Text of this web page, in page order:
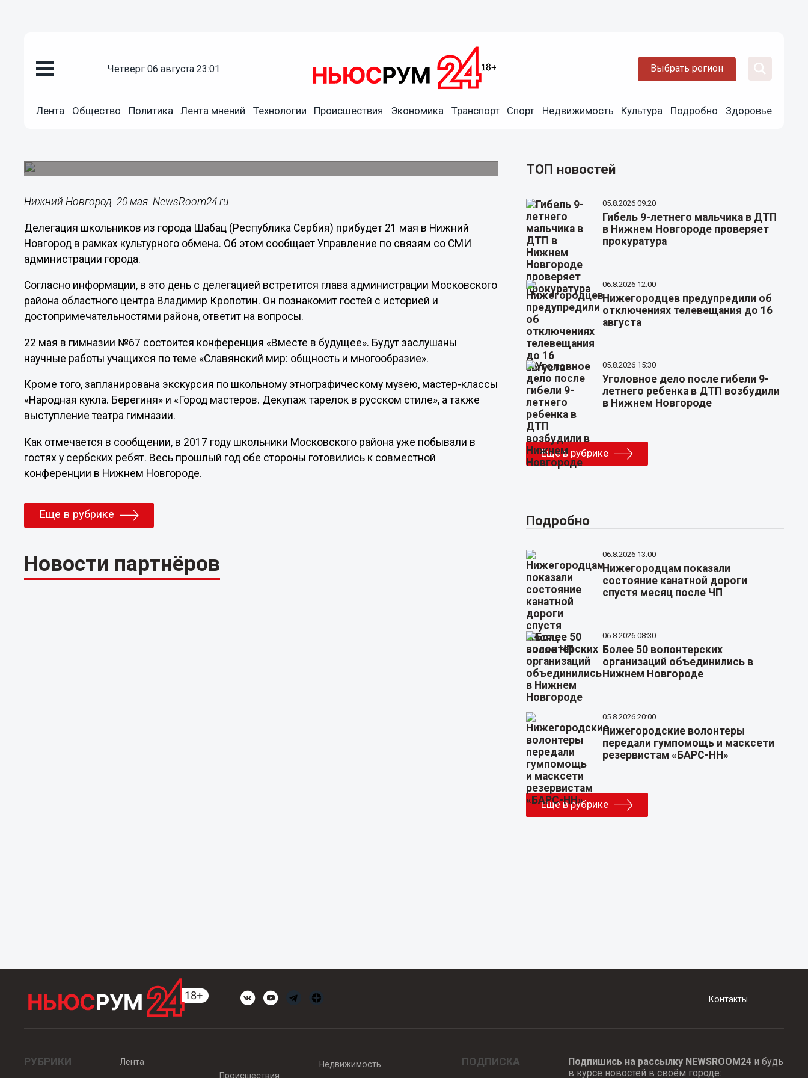
четверг 06 августа 23:01 Выбрать регион
Лента Общество Политика Лента мнений Технологии Происшествия Экономика Транспорт Спорт Недвижимость Культура Подробно Здоровье
Делегация сербских школьников прибудет 21 мая в Нижний
Нижний Новгород. 20 мая. NewsRoom24.ru -
Делегация школьников из города Шабац (Республика Сербия) прибудет 21 мая в Нижний
Новгород в рамках культурного обмена. Об этом сообщает Управление по связям со СМИ
администрации города.
Согласно информации, в это день с делегацией встретится глава администрации Московского
района областного центра Владимир Кропотин. Он познакомит гостей с историей и
достопримечательностями района, ответит на вопросы.
22 мая в гимназии №67 состоится конференция «Вместе в будущее». Будут заслушаны
научные работы учащихся по теме «Славянский мир: общность и многообразие».
Кроме того, запланирована экскурсия по школьному этнографическому музею, мастер-классы
«Народная кукла. Берегиня» и «Город мастеров. Декупаж тарелок в русском стиле», а также
выступление театра гимназии.
Как отмечается в сообщении, в 2017 году школьники Московского района уже побывали в
гостях у сербских ребят. Весь прошлый год обе стороны готовились к совместной
конференции в Нижнем Новгороде.
Еще в рубрике
Новости партнёров
ТОП новостей
05.8.2026 09:20
Гибель 9-летнего мальчика в ДТП
в Нижнем Новгороде проверяет
прокуратура
06.8.2026 12:00
Нижегородцев предупредили об
отключениях телевещания до 16
августа
05.8.2026 15:30
Уголовное дело после гибели 9-
летнего ребенка в ДТП возбудили
в Нижнем Новгороде
Еще в рубрике
Подробно
06.8.2026 13:00
Нижегородцам показали
состояние канатной дороги
спустя месяц после ЧП
06.8.2026 08:30
Более 50 волонтерских
организаций объединились в
Нижнем Новгороде
05.8.2026 20:00
Нижегородские волонтеры
передали гумпомощь и масксети
резервистам «БАРС-НН»
Еще в рубрике
Контакты
РУБРИКИ
Лента
Происшествия
Недвижимость ПОДПИСКА Подпишись на рассылку NEWSROOM24и будь
в курсе новостей в своём городе: